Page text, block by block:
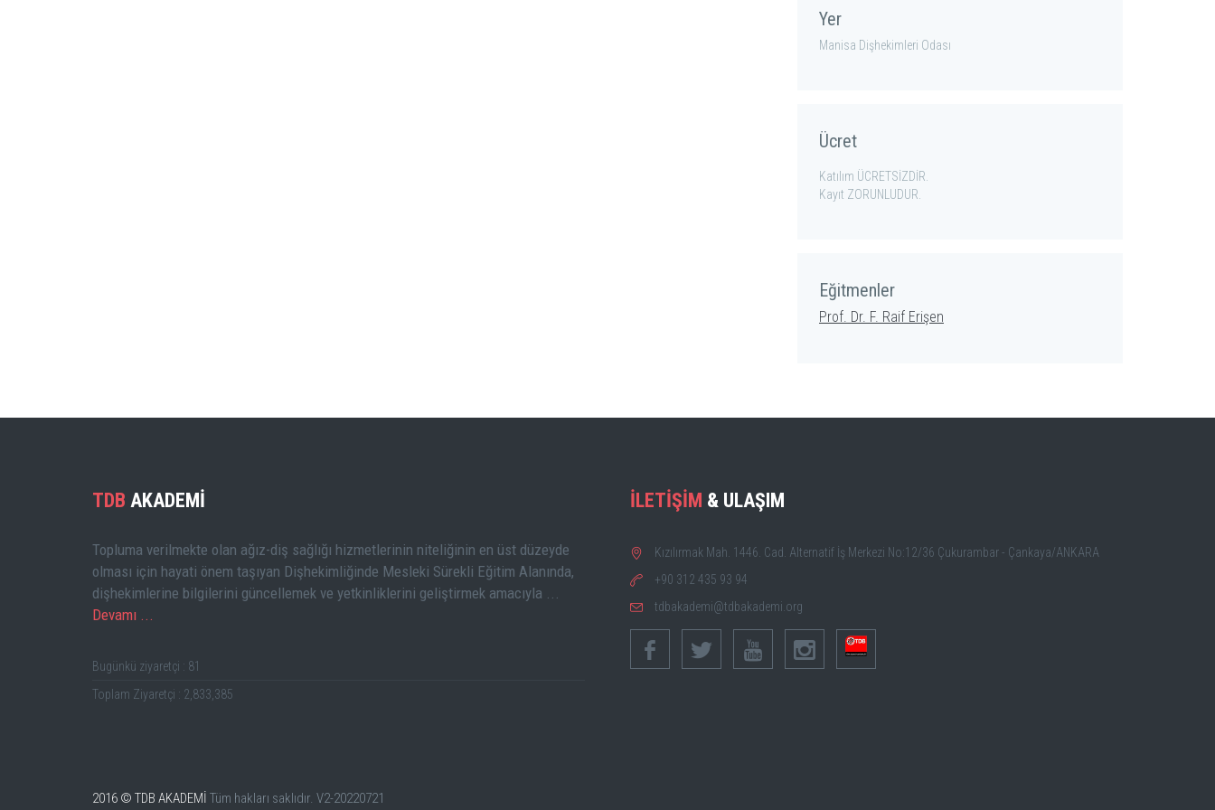
Yer
Manisa Dişhekimleri Odası
Ücret
Katılım ÜCRETSİZDİR.
Kayıt ZORUNLUDUR.
Eğitmenler
Prof. Dr. F. Raif Erişen
TDB AKADEMİ
Topluma verilmekte olan ağız-diş sağlığı hizmetlerinin niteliğinin en üst düzeyde
olması için hayati önem taşıyan Dişhekimliğinde Mesleki Sürekli Eğitim Alanında,
dişhekimlerine bilgilerini güncellemek ve yetkinliklerini geliştirmek amacıyla ...
Devamı ...
Bugünkü ziyaretçi : 81
Toplam Ziyaretçi : 2,833,385
İLETİŞİM & ULAŞIM
Kızılırmak Mah. 1446. Cad. Alternatif İş Merkezi No:12/36 Çukurambar - Çankaya/ANKARA
+90 312 435 93 94
tdbakademi@tdbakademi.org
2016 © TDB AKADEMİ Tüm hakları saklıdır. V2-20220721